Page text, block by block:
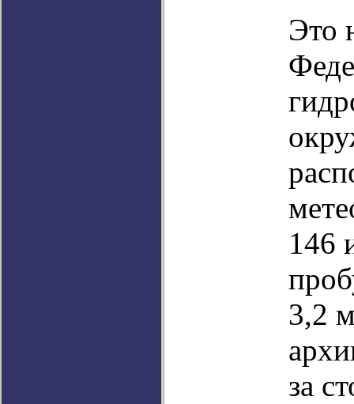
Это
146
3,2
за